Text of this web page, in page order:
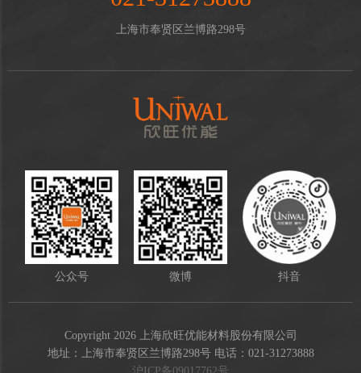
上海市奉贤区兰博路298号
公众号 微博 抖音
Copyright 2026 上海欣旺优能材料股份有限公司
地址：上海市奉贤区兰博路298号 电话：021-31273888